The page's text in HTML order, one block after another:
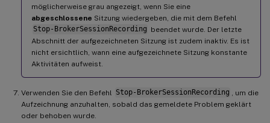
möglicherweise grau angezeigt, wenn Sie eine
abgeschlossene Sitzung wiedergeben, die mit dem Befehl
Stop-BrokerSessionRecording beendet wurde. Der letzte
Abschnitt der aufgezeichneten Sitzung ist zudem inaktiv. Es ist
nicht ersichtlich, wann eine aufgezeichnete Sitzung konstante
Aktivitäten aufweist.
Verwenden Sie den Befehl Stop-BrokerSessionRecording
, um die
Aufzeichnung anzuhalten, sobald das gemeldete Problem geklärt
oder behoben wurde.